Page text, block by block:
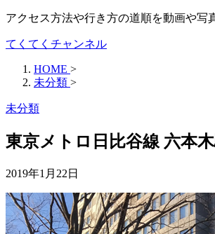
アクセス方法や行き方の道順を動画や写
てくてくチャンネル
HOME >
未分類 >
未分類
東京メトロ日比谷線 六本
2019年1月22日